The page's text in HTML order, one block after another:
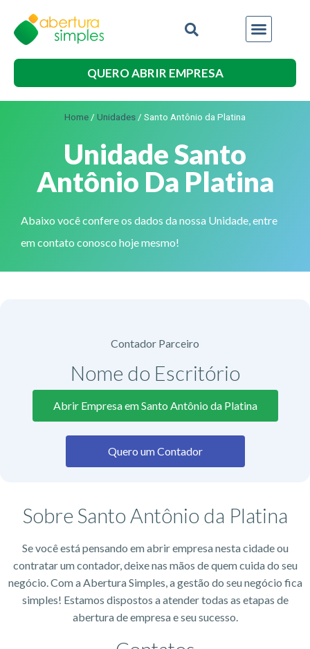
QUERO ABRIR EMPRESA
Home / Unidades / Santo Antônio da Platina
Unidade Santo
Antônio Da Platina
Abaixo você confere os dados da nossa Unidade, entre
em contato conosco hoje mesmo!
Contador Parceiro
Nome do Escritório​
Abrir Empresa em Santo Antônio da Platina
Quero um Contador
Sobre Santo Antônio da Platina
Se você está pensando em abrir empresa nesta cidade ou
contratar um contador, deixe nas mãos de quem cuida do seu
negócio. Com a Abertura Simples, a gestão do seu negócio fica
simples! Estamos dispostos a atender todas as etapas de
abertura de empresa e seu sucesso.